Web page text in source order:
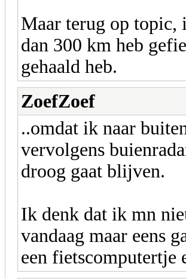
Maar terug op topic,
dan 300 km heb
gehaald heb.
ZoefZoef
..omdat ik naar
vervolgens
droog gaat blijven.
Ik denk dat ik mn
vandaag maar eens
een fietscomputertje